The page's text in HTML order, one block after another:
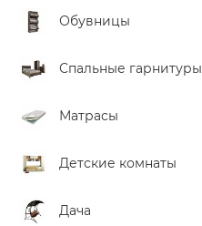
Обувницы
Спальные гарнитуры
Матрасы
Детские комнаты
Дача